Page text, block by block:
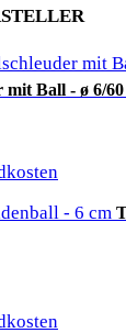
mit Ball - ø 6/